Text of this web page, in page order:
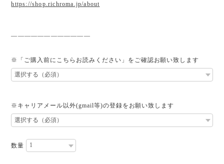
https://shop.richroma.jp/about
————————————
※「ご購入前にこちらお読みください」をご確認お願い致します
※キャリアメール以外(gmail等)の登録をお願い致します
数量